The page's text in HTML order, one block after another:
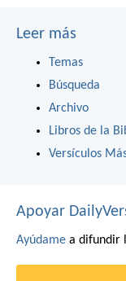
Leer más
Temas
Búsqueda
Archivo
Libros de la
Versículos
Apoyar
Ayúdame a difundir